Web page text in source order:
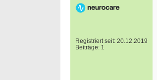
Registriert seit: 20.12.2019
Beiträge: 1